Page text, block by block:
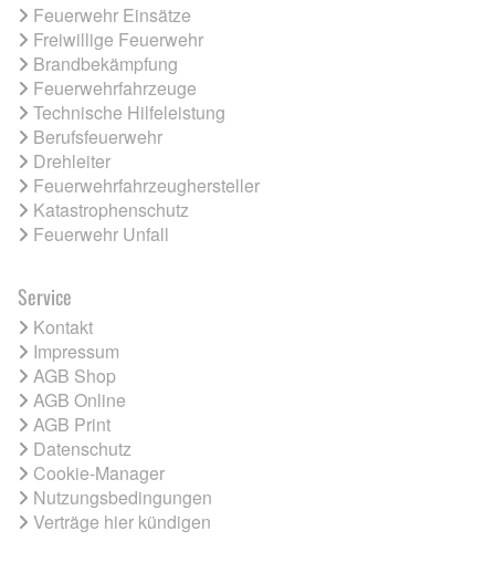
Feuerwehr Einsätze
Freiwillige Feuerwehr
Brandbekämpfung
Feuerwehrfahrzeuge
Technische Hilfeleistung
Berufsfeuerwehr
Drehleiter
Feuerwehrfahrzeughersteller
Katastrophenschutz
Feuerwehr Unfall
Service
Kontakt
Impressum
AGB Shop
AGB Online
AGB Print
Datenschutz
Cookie-Manager
Nutzungsbedingungen
Verträge hier kündigen